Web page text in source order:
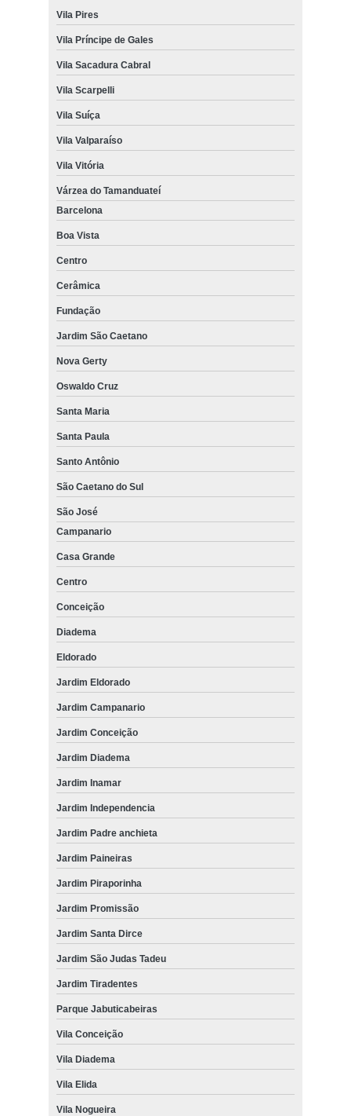
Vila Pires
Vila Príncipe de Gales
Vila Sacadura Cabral
Vila Scarpelli
Vila Suíça
Vila Valparaíso
Vila Vitória
Várzea do Tamanduateí
Barcelona
Boa Vista
Centro
Cerâmica
Fundação
Jardim São Caetano
Nova Gerty
Oswaldo Cruz
Santa Maria
Santa Paula
Santo Antônio
São Caetano do Sul
São José
Campanario
Casa Grande
Centro
Conceição
Diadema
Eldorado
Jardim Eldorado
Jardim Campanario
Jardim Conceição
Jardim Diadema
Jardim Inamar
Jardim Independencia
Jardim Padre anchieta
Jardim Paineiras
Jardim Piraporinha
Jardim Promissão
Jardim Santa Dirce
Jardim São Judas Tadeu
Jardim Tiradentes
Parque Jabuticabeiras
Vila Conceição
Vila Diadema
Vila Elida
Vila Nogueira